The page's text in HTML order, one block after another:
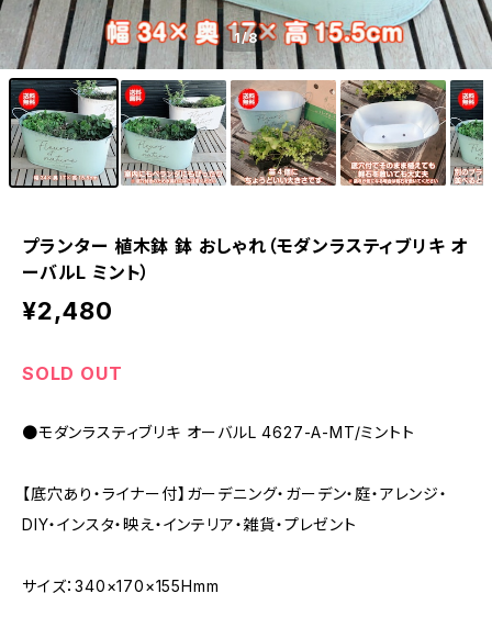
1/8
プランター 植木鉢 鉢 おしゃれ（モダンラスティブリキ オ
ーバルL ミント）
¥2,480
SOLD OUT
●モダンラスティブリキ オーバルL 4627-A-MT/ミントト
【底穴あり・ライナー付】ガーデニング・ガーデン・庭・アレンジ・
DIY・インスタ・映え・インテリア・雑貨・プレゼント
サイズ：340×170×155Hmm